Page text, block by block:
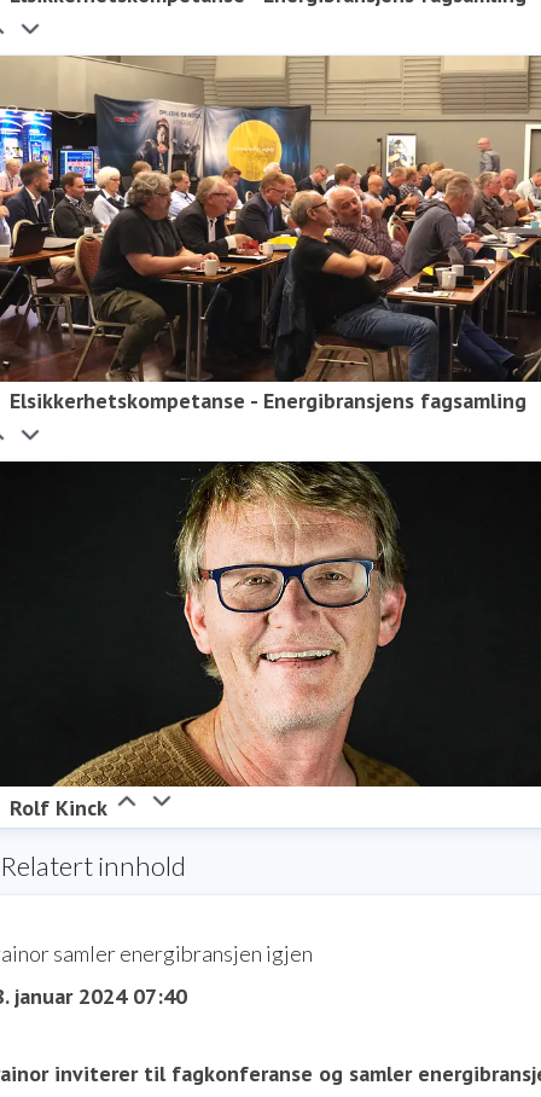
Elsikkerhetskompetanse - Energibransjens fagsamling
Rolf Kinck
Relatert innhold
samler energibransjen igjen
januar 2024 07:40
inviterer til fagkonferanse og samler